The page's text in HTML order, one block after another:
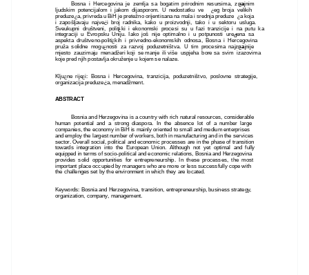
Bosna i Hercegovina je zemlja sa bogatim prirodnim resursima, zna
čajnim
ljudskim potencijalom i jakom dijasporom. U nedostatku ve ćeg broja velikih
preduzeća, privreda u BiH je pretežno orijentisana na mala i srednja preduze ća koja
i zapošljavaju najveći broj radnika, kako u proizvodnji, tako i u sektoru usluga.
Sveukupni društveni, politič ki i ekonomski procesi su u fazi tranzicije i na putu ka
integraciji u Evropsku Uniju. Iako još nije optimalno i u potpunosti uređena sa
aspekta društveno-političkih i privredno-ekonomskih odnosa, Bosna i Hercegovina
pruža solidne mogućnosti za razvoj poduzetništva. U tim procesima najzna
čajnije
mjesto zauzimaju menadžeri koji se manje ili više uspjeha bore sa svim izazovima
koje pred njih postavlja okruženje u kojem se nalaze.
Ključne riječi: Bosna i Hercegovina, tranzicija, poduzetništvo, poslovne strategije,
organizacija preduzeća, menadžment.
ABSTRACT
Bosnia and Herzegovina is a country with rich natural resources, considerable
human potential and a strong diaspora. In the absence lot of a number large
companies, the economy in BiH is mainly oriented to small and medium enterprises
and employ the largest number of workers, both in manufacturing and in the services
sector. Overall social, political and economic processes are in the phase of transition
towards integration into the European Union. Although not yet optimal and fully
equipped in terms of socio-political and economic relations, Bosnia and Herzegovina
provides solid opportunities for entrepreneurship. In these processes, the most
important place occupied by managers who are more or less successfully cope with
the challenges set by the environment in which they are located.
Keywords: Bosnia and Herzegovina, transition, entrepreneurship, business strategy,
organization, company, management.